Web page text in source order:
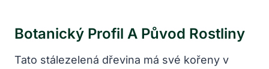
Botanický Profil A Původ Rostliny
Tato stálezelená dřevina má své kořeny v